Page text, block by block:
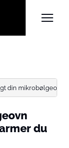
din mikrobølgeovn
du